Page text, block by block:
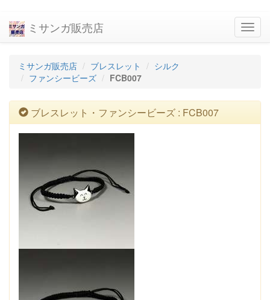
ミサンガ販売店
ミサンガ販売店 ブレスレット
シルク
ファンシービーズ
FCB007
ブレスレット・ファンシービーズ : FCB007